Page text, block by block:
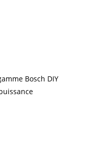
Bosch DIY